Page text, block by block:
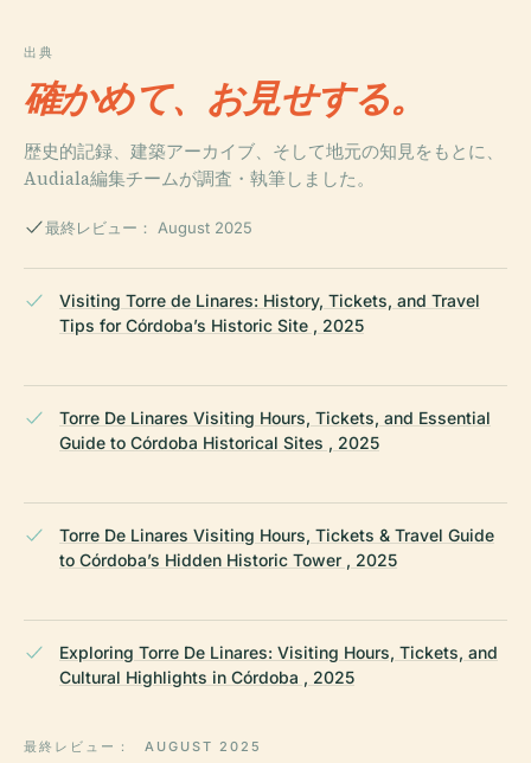
出典
確かめて、お見せする。
歴史的記録、建築アーカイブ、そして地元の知見をもとに、
Audiala編集チームが調査・執筆しました。
最終レビュー： August 2025
Visiting Torre de Linares: History, Tickets, and Travel
Tips for Córdoba’s Historic Site , 2025
Torre De Linares Visiting Hours, Tickets, and Essential
Guide to Córdoba Historical Sites , 2025
Torre De Linares Visiting Hours, Tickets & Travel Guide
to Córdoba’s Hidden Historic Tower , 2025
Exploring Torre De Linares: Visiting Hours, Tickets, and
Cultural Highlights in Córdoba , 2025
最終レビュー： AUGUST 2025